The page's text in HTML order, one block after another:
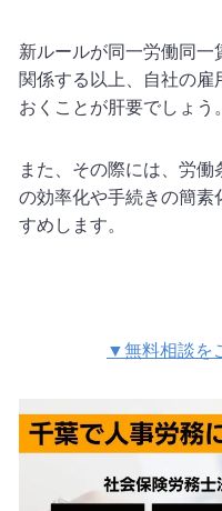
新ルールが同一労働同一
関係する以上、自社の雇
おくことが肝要でしょう。
また、その際には、労
の効率化や手続きの簡素
すめします。
▼無料相談を